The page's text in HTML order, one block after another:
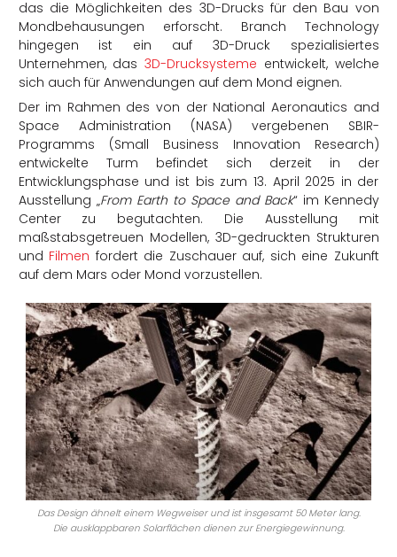
das die Möglichkeiten des 3D-Drucks für den Bau von
Mondbehausungen erforscht. Branch Technology
hingegen ist ein auf 3D-Druck spezialisiertes
Unternehmen, das 3D-Drucksysteme entwickelt, welche
sich auch für Anwendungen auf dem Mond eignen.
Der im Rahmen des von der National Aeronautics and
Space Administration (NASA) vergebenen SBIR-
Programms (Small Business Innovation Research)
entwickelte Turm befindet sich derzeit in der
Entwicklungsphase und ist bis zum 13. April 2025 in der
Ausstellung „From Earth to Space and Back“ im Kennedy
Center zu begutachten. Die Ausstellung mit
maßstabsgetreuen Modellen, 3D-gedruckten Strukturen
und Filmen fordert die Zuschauer auf, sich eine Zukunft
auf dem Mars oder Mond vorzustellen.
Das Design ähnelt einem Wegweiser und ist insgesamt 50 Meter lang.
Die ausklappbaren Solarflächen dienen zur Energiegewinnung.